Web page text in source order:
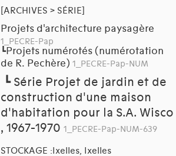
[ARCHIVES > SÉRIE]
Projets d'architecture paysagère
1_PECRE-Pap
┗Projets numérotés (numérotation
de R. Pechère) 1_PECRE-Pap-NUM
┗ Série Projet de jardin et de
construction d'une maison
d'habitation pour la S.A. Wisco
, 1967-1970 1_PECRE-Pap-NUM-639
STOCKAGE :Ixelles, Ixelles